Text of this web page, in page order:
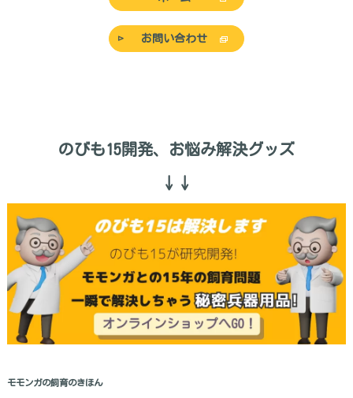
お問い合わせ
のびも15開発、お悩み解決グッズ
↓↓
モモンガの飼育のきほん